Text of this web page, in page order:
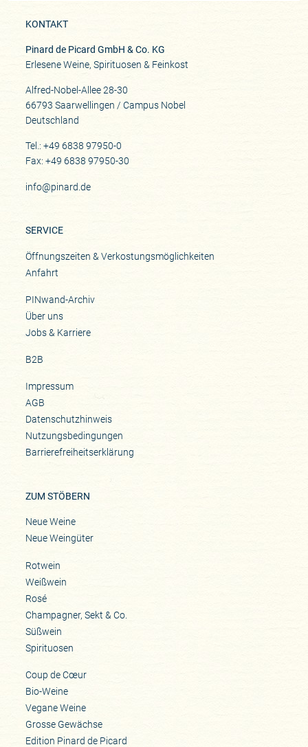
KONTAKT
Pinard de Picard GmbH & Co. KG
Erlesene Weine, Spirituosen & Feinkost
Alfred-Nobel-Allee 28-30
66793 Saarwellingen / Campus Nobel
Deutschland
Tel.: +49 6838 97950-0
Fax: +49 6838 97950-30
info@pinard.de
SERVICE
Öffnungszeiten & Verkostungsmöglichkeiten
Anfahrt
PINwand-Archiv
Über uns
Jobs & Karriere
B2B
Impressum
AGB
Datenschutzhinweis
Nutzungsbedingungen
Barrierefreiheitserklärung
ZUM STÖBERN
Neue Weine
Neue Weingüter
Rotwein
Weißwein
Rosé
Champagner, Sekt & Co.
Süßwein
Spirituosen
Coup de Cœur
Bio-Weine
Vegane Weine
Grosse Gewächse
Edition Pinard de Picard